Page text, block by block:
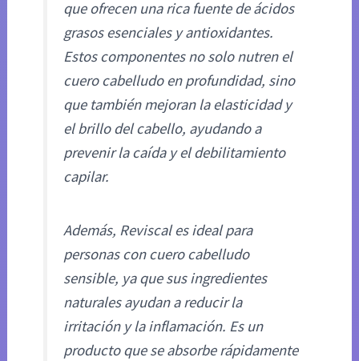
que ofrecen una rica fuente de ácidos
grasos esenciales y antioxidantes.
Estos componentes no solo nutren el
cuero cabelludo en profundidad, sino
que también mejoran la elasticidad y
el brillo del cabello, ayudando a
prevenir la caída y el debilitamiento
capilar.
Además, Reviscal es ideal para
personas con cuero cabelludo
sensible, ya que sus ingredientes
naturales ayudan a reducir la
irritación y la inflamación. Es un
producto que se absorbe rápidamente